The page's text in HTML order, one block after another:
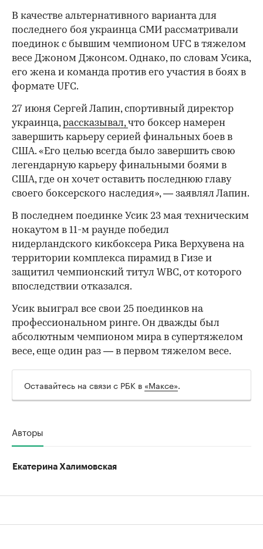
В качестве альтернативного варианта для
последнего боя украинца СМИ рассматривали
поединок с бывшим чемпионом UFC в тяжелом
весе Джоном Джонсом. Однако, по словам Усика,
его жена и команда против его участия в боях в
формате UFC.
27 июня Сергей Лапин, спортивный директор
украинца,рассказывал,что боксер намерен
завершить карьеру серией финальных боев в
США. «Его целью всегда было завершить свою
легендарную карьеру финальными боями в
США, где он хочет оставить последнюю главу
своего боксерского наследия», — заявлял Лапин.
В последнем поединке Усик 23 мая техническим
нокаутом в 11-м раунде победил
нидерландского кикбоксера Рика Верхувена на
территории комплекса пирамид в Гизе и
защитил чемпионский титул WBC, от которого
впоследствии отказался.
Усик выиграл все свои 25 поединков на
профессиональном ринге. Он дважды был
абсолютным чемпионом мира в супертяжелом
весе, еще один раз — в первом тяжелом весе.
Оставайтесь на связи с РБК в «Максе».
Авторы
Екатерина Халимовская